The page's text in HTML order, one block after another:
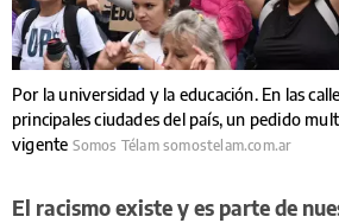
Por la universidad y la educación. En las
principales ciudades del país, un pedido
vigente Somos Télam somostelam.com.ar
El racismo existe y es parte de